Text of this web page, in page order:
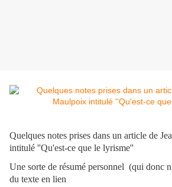
Quelques notes prises dans un article de
intitulé ''Qu'est-ce que le lyrisme''
Une sorte de résumé personnel (qui donc
du texte en lien